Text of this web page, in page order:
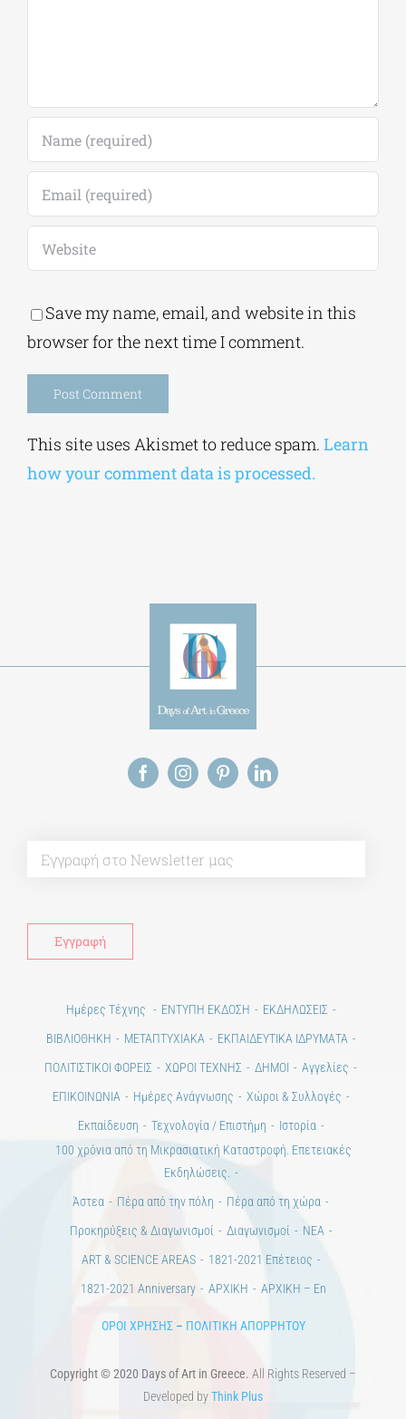
Save my name, email, and website in this
browser for the next time I comment.
This site uses Akismet to reduce spam. Learn
how your comment data is processed.
Ημέρες Τέχνης ΕΝΤΥΠΗ ΕΚΔΟΣΗ
ΕΚΔΗΛΩΣΕΙΣ
ΒΙΒΛΙΟΘΗΚΗ
ΜΕΤΑΠΤΥΧΙΑΚΑ
ΕΚΠΑΙΔΕΥΤΙΚΑ ΙΔΡΥΜΑΤΑ
ΠΟΛΙΤΙΣΤΙΚΟΙ ΦΟΡΕΙΣ
ΧΩΡΟΙ ΤΕΧΝΗΣ ΔΗΜΟΙ
Αγγελίες
ΕΠΙΚΟΙΝΩΝΙΑ
Ημέρες Ανάγνωσης
Χώροι & Συλλογές
Εκπαίδευση
Τεχνολογία / Επιστήμη
Ιστορία
100 χρόνια από τη Μικρασιατική Καταστροφή. Επετειακές
Εκδηλώσεις.
Άστεα
Πέρα από την πόλη
Πέρα από τη χώρα
Προκηρύξεις & Διαγωνισμοί
Διαγωνισμοί
ΝΕΑ
ART & SCIENCE AREAS
1821-2021 Επέτειος
1821-2021 Anniversary
ΑΡΧΙΚΗ ΑΡΧΙΚΗ – En
ΟΡΟΙ ΧΡΗΣΗΣ– ΠΟΛΙΤΙΚΗ ΑΠΟΡΡΗΤΟΥ
Copyright © 2020 Days of Art in Greece. All Rights Reserved –
Developed by Think Plus